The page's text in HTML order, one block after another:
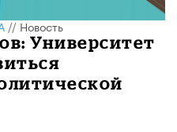
//Новость
Университет